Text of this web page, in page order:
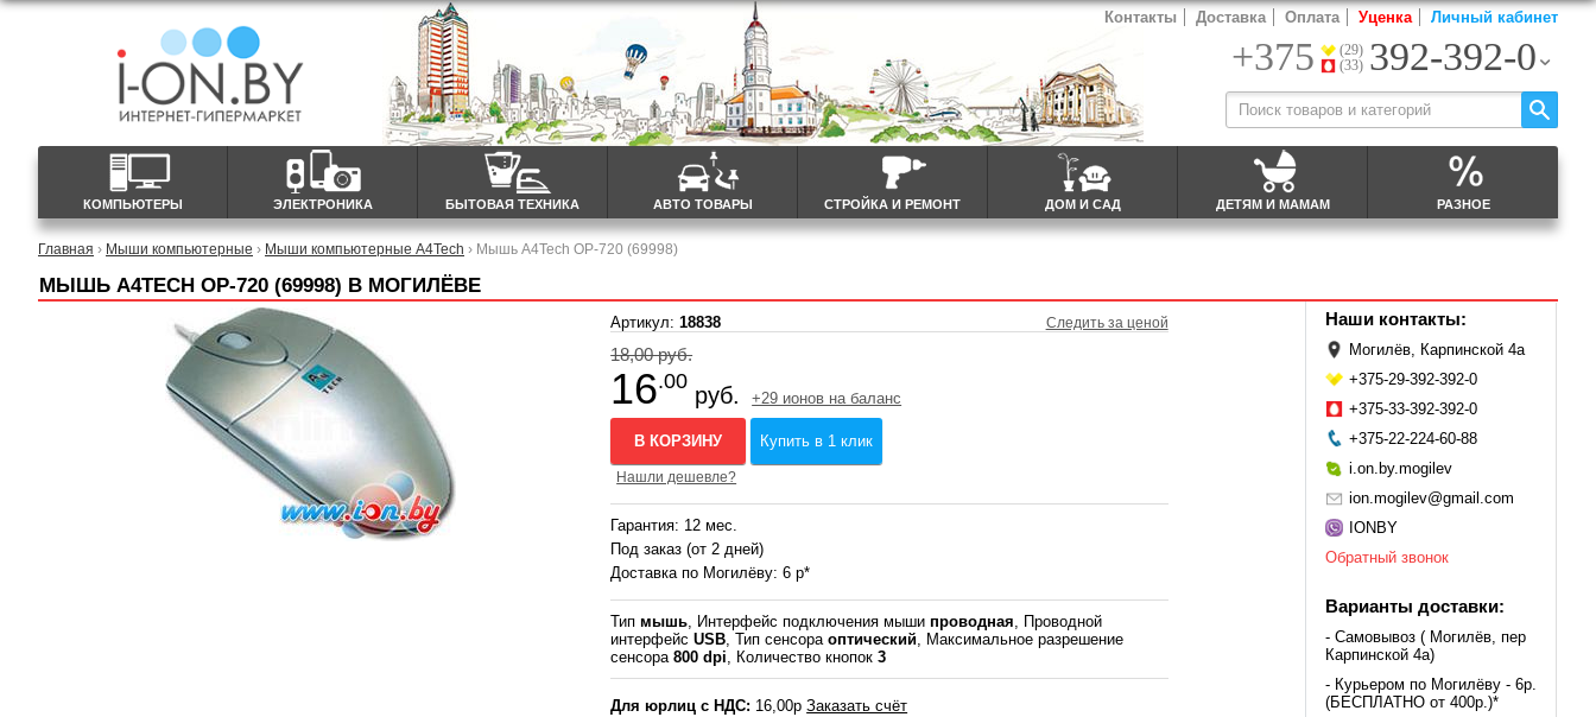
КОМПЬЮТЕРЫ ЭЛЕКТРОНИКА БЫТОВАЯ ТЕХНИКА АВТО ТОВАРЫ СТРОЙКА И РЕМОНТ ДОМ И САД ДЕТЯМ И МАМАМ РАЗНОЕ
Контакты Доставка Оплата Уценка Личный кабинет
+375
(29)
(33) 392-392-0
Главная › Мыши компьютерные › Мыши компьютерные A4Tech › Мышь A4Tech OP-720 (69998)
МЫШЬ A4TECH OP-720 (69998) В МОГИЛЁВЕ
Артикул:18838 Следить за ценой
18,00 руб.
16.00
руб. +29 ионов на баланс
В КОРЗИНУ Купить в 1 клик
Нашли дешевле?
Гарантия: 12 мес.
Под заказ (от 2 дней)
Доставка по Могилёву: 6 р*
Типмышь, Интерфейс подключения мышипроводная, Проводной
интерфейсUSB, Тип сенсораоптический, Максимальное разрешение
сенсора800 dpi, Количество кнопок3
Для юрлиц с НДС: 16,00рЗаказать счёт
Наши контакты:
Могилёв, Карпинской 4а
+375-29-392-392-0
+375-33-392-392-0
+375-22-224-60-88
i.on.by.mogilev
ion.mogilev@gmail.com
IONBY
Обратный звонок
Варианты доставки:
- Самовывоз ( Могилёв, пер
Карпинской 4а)
- Курьером по Могилёву - 6р.
(БЕСПЛАТНО от 400р.)*